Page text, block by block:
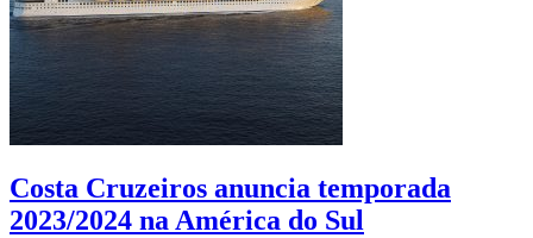
Costa Cruzeiros anuncia temporada
2023/2024 na América do Sul